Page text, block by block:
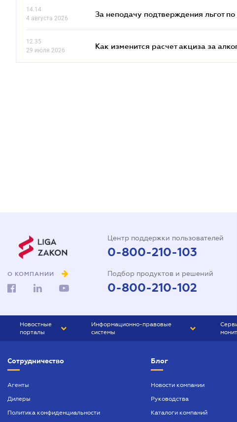
14.14
4 августа 2026
За неподачу подтверждения льгот
12.35
29 июля 2026
Как изменится расчет акциза за
О КОМПАНИИ
Центр поддержки пользователей
0-800-210-103
Подбор продуктов и решений
0-800-210-102
Новостные
порталы
БИЗНЕС
Информационно-правовые
системы
БУХГАЛТЕР ПРОФ
ЮРИСТ ПРОФ
Сотрудничество
Агенты
Дилеры
Политика конфиденциальности
Блог
Новости компании
Руководства
Каталоги компаний